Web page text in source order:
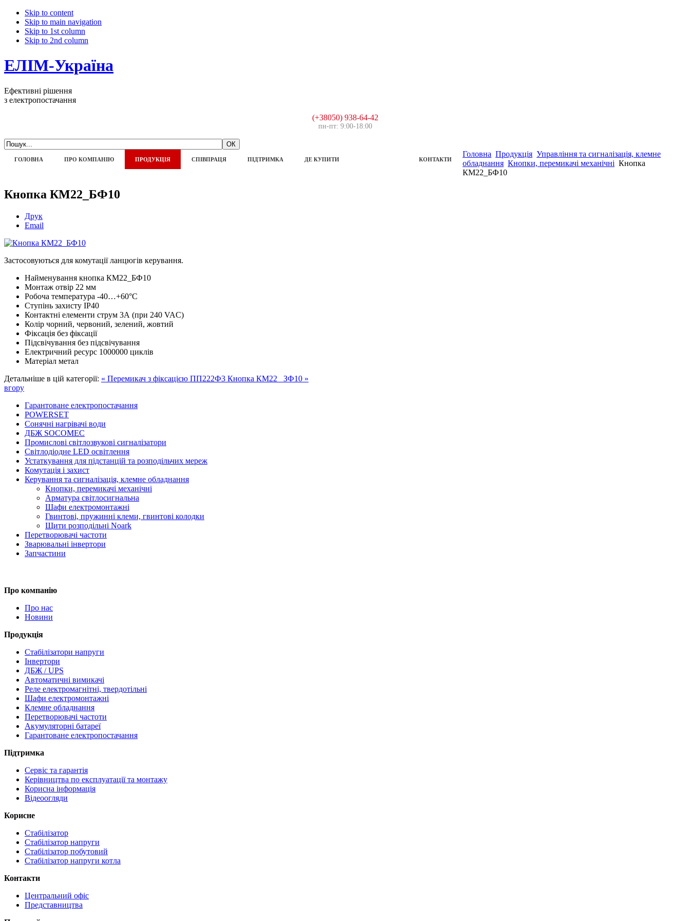
Skip to content
Skip to main navigation
Skip to 1st column
Skip to 2nd column
ЕЛІМ-Україна
Ефективні рішення
з електропостачання
(+38050) 938-64-42
пн-пт: 9:00-18:00
ГОЛОВНА ПРО КОМПАНІЮ ПРОДУКЦІЯ СПІВПРАЦЯ ПІДТРИМКА ДЕ КУПИТИ КОНТАКТИ
Головна Продукція Управління та сигналізація, клемне
обладнання Кнопки, перемикачі механічні Кнопка
КМ22_БФ10
Кнопка КМ22_БФ10
Друк
Email
Застосовуються для комутації ланцюгів керування.
Найменування кнопка КМ22_БФ10
Монтаж отвір 22 мм
Робоча температура -40…+60°С
Ступінь захисту IP40
Контактні елементи струм 3А (при 240 VAC)
Колір чорний, червоний, зелений, жовтий
Фіксація без фіксації
Підсвічування без підсвічування
Електричний ресурс 1000000 циклів
Матеріал метал
Детальніше в цій категорії: « Перемикач з фіксацією ПП222Ф3 Кнопка КМ22_ ЗФ10 »
вгору
Гарантоване електропостачання
POWERSET
Сонячні нагрівачі води
ДБЖ SOCOMEC
Промислові світлозвукові сигналізатори
Світлодіодне LED освітлення
Устаткування для підстанцій та розподільчих мереж
Комутація і захист
Керування та сигналізація, клемне обладнання
Кнопки, перемикачі механічні
Арматура світлосигнальна
Шафи електромонтажні
Гвинтові, пружинні клеми, гвинтові колодки
Щити розподільні Noark
Перетворювачі частоти
Зварювальні інвертори
Запчастини
Про компанію
Про нас
Новини
Продукція
Стабілізатори напруги
Інвертори
ДБЖ / UPS
Автоматичні вимикачі
Реле електромагнітні, твердотільні
Шафи електромонтажні
Клемне обладнання
Перетворювачі частоти
Акумуляторні батареї
Гарантоване електропостачання
Підтримка
Сервіс та гарантія
Керівництва по експлуатації та монтажу
Корисна інформація
Відеоогляди
Корисне
Стабілізатор
Стабілізатор напруги
Стабілізатор побутовий
Стабілізатор напруги котла
Контакти
Центральний офіс
Представництва